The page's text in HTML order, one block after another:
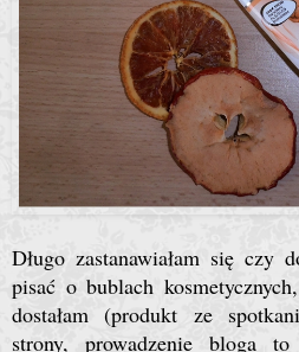
Długo zastanawiałam się czy
pisać o bublach
dostałam (produkt ze
strony, prowadzenie bloga